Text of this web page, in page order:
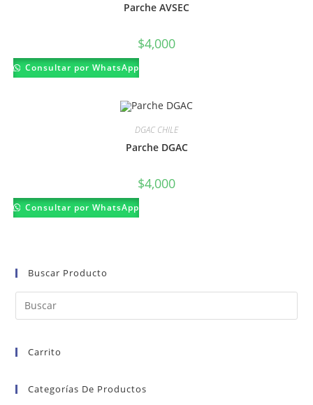
Parche AVSEC
$4,000
Consultar por WhatsApp
DGAC CHILE
Parche DGAC
$4,000
Consultar por WhatsApp
Buscar Producto
Carrito
Categorías De Productos